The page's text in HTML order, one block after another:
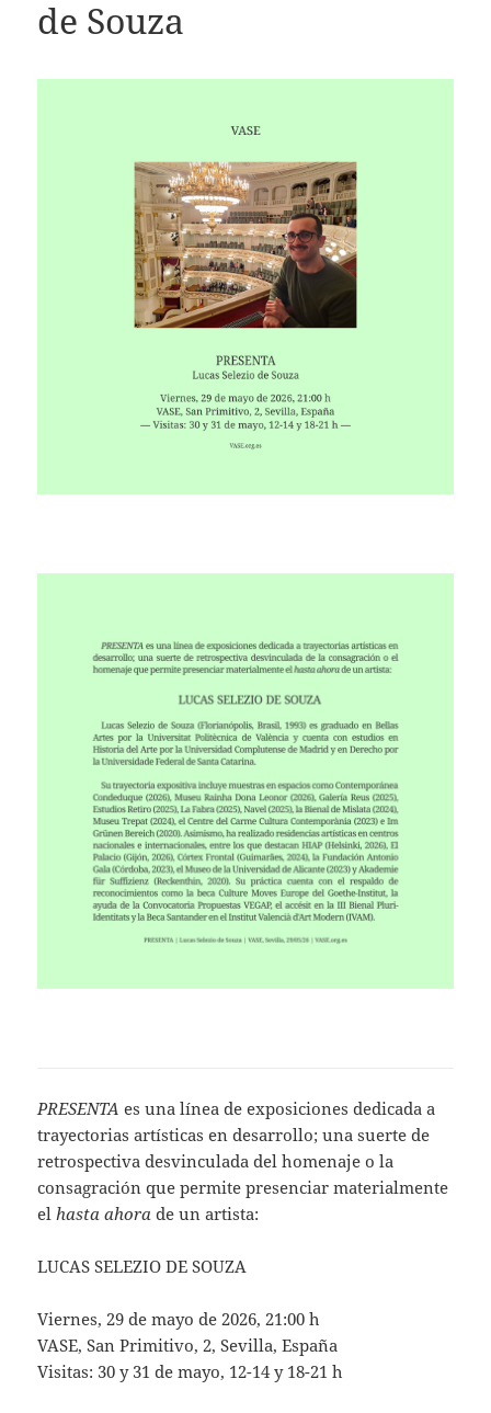
de Souza
PRESENTAes una línea de exposiciones dedicada a
trayectorias artísticas en desarrollo; una suerte de
retrospectiva desvinculada del homenaje o la
consagración que permite presenciar materialmente
elhasta ahora de un artista:
LUCAS SELEZIO DE SOUZA
Viernes, 29 de mayo de 2026, 21:00 h
VASE, San Primitivo, 2, Sevilla, España
Visitas: 30 y 31 de mayo, 12-14 y 18-21 h